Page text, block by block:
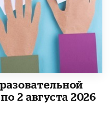
2 августа 2026